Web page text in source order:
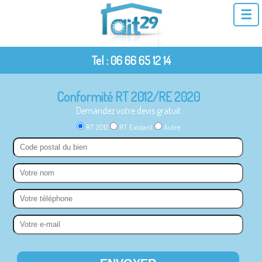
☰
Tel : 06 66 65 12 14
Conformité RT 2012/RE 2020
Demandez votre devis gratuit
RT 2012 RT Existant Autre